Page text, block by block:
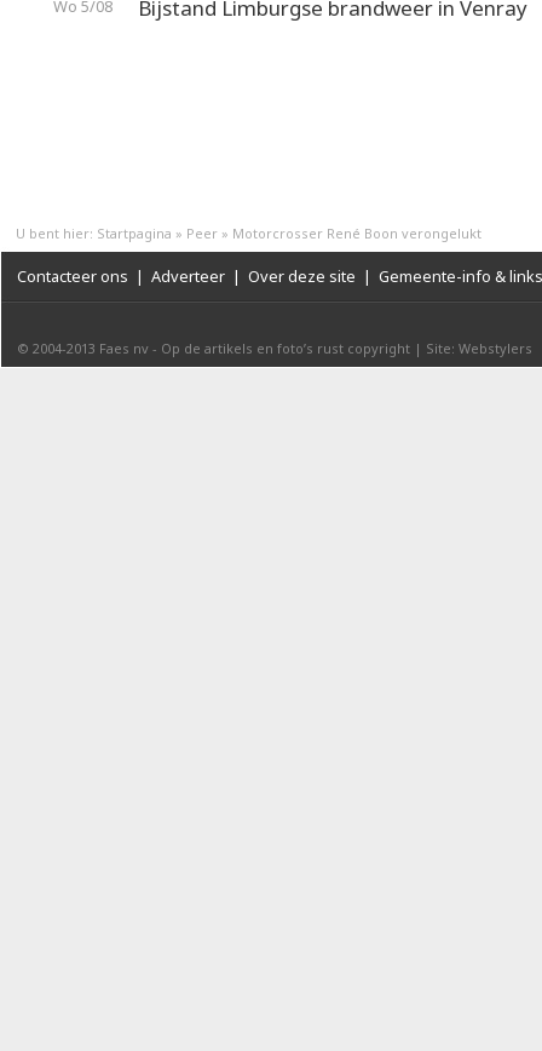
Wo 5/08 Bijstand Limburgse brandweer in Venray
U bent hier: Startpagina » Peer » Motorcrosser René Boon verongelukt
Contacteer ons | Adverteer | Over deze site | Gemeente-info & links
© 2004-2013 Faes nv - Op de artikels en foto’s rust copyright | Site: Webstylers